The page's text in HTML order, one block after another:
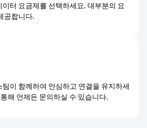
터 요금제를 선택하세요. 대부분의 요
공합니다.
이 함께하여 안심하고 연결을 유지하세
해 언제든 문의하실 수 있습니다.